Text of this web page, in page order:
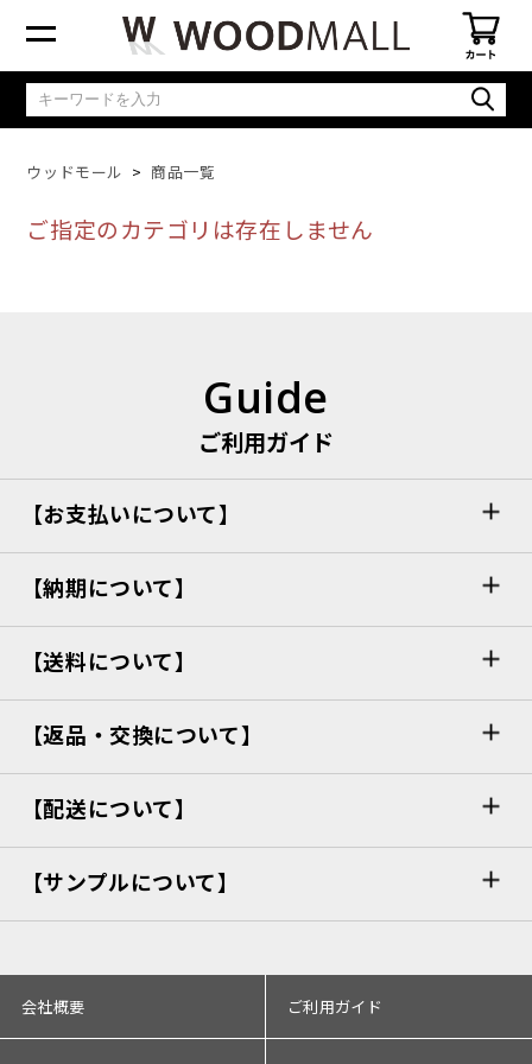
ウッドモール 商品一覧
ご指定のカテゴリは存在しません
Guide
ご利用ガイド
【お支払いについて】
【納期について】
【送料について】
【返品・交換について】
【配送について】
【サンプルについて】
会社概要 ご利用ガイド